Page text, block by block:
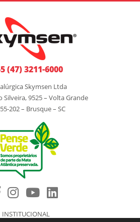
(47) 3211-6000
Skymsen Ltda
Silveira, 9525 – Volta Grande
202 – Brusque – SC
INSTITUCIONAL